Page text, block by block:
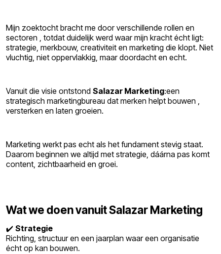
Mijn zoektocht bracht me door verschillende rollen en
sectoren , totdat duidelijk werd waar mijn kracht écht ligt:
strategie, merkbouw, creativiteit en marketing die klopt. Niet
vluchtig, niet oppervlakkig, maar doordacht en echt.
Vanuit die visie ontstond Salazar Marketing:een
strategisch marketingbureau dat merken helpt bouwen ,
versterken en laten groeien.
Marketing werkt pas echt als het fundament stevig staat.
Daarom beginnen we altijd met strategie, dáárna pas komt
content, zichtbaarheid en groei.
Wat we doen vanuit Salazar Marketing
✔️ Strategie
Richting, structuur en een jaarplan waar een organisatie
écht op kan bouwen.